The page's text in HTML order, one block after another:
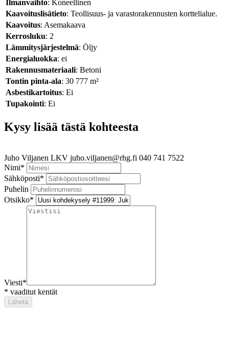
Ilmanvaihto: Koneellinen
Kaavoituslisätieto: Teollisuus- ja varastorakennusten korttelialue.
Kaavoitus: Asemakaava
Kerrosluku: 2
Lämmitysjärjestelmä: Öljy
Energialuokka: ei
Rakennusmateriaali: Betoni
Tontin pinta-ala: 30 777 m²
Asbestikartoitus: Ei
Tupakointi: Ei
Kysy lisää tästä kohteesta
Juho Viljanen LKV juho.viljanen@rhg.fi 040 741 7522
Nimi*
Sähköposti*
Puhelin
Otsikko*
Viesti*
* vaaditut kentät